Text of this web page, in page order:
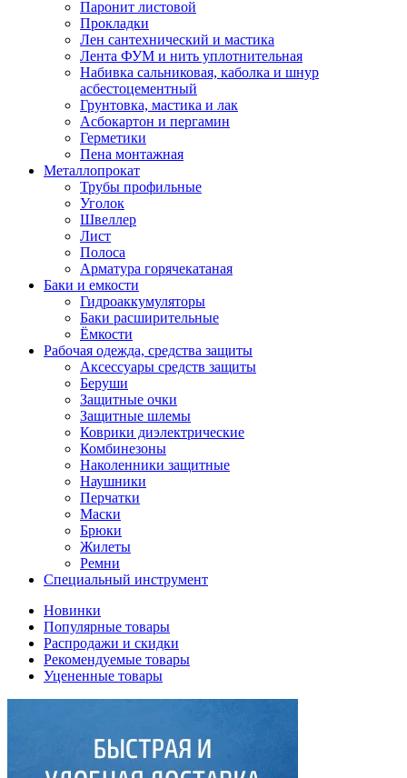
Паронит листовой
Прокладки
Лен сантехнический и мастика
Лента ФУМ и нить уплотнительная
Набивка сальниковая, каболка и шнур
асбестоцементный
Грунтовка, мастика и лак
Асбокартон и пергамин
Герметики
Пена монтажная
Металлопрокат
Трубы профильные
Уголок
Швеллер
Лист
Полоса
Арматура горячекатаная
Баки и емкости
Гидроаккумуляторы
Баки расширительные
Ёмкости
Рабочая одежда, средства защиты
Аксессуары средств защиты
Беруши
Защитные очки
Защитные шлемы
Коврики диэлектрические
Комбинезоны
Наколенники защитные
Наушники
Перчатки
Маски
Брюки
Жилеты
Ремни
Специальный инструмент
Новинки
Популярные товары
Распродажи и скидки
Рекомендуемые товары
Уцененные товары